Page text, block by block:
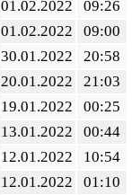
01.02.2022
09:26
01.02.2022
09:00
30.01.2022
20:58
20.01.2022
21:03
19.01.2022
00:25
13.01.2022
00:44
12.01.2022
10:54
12.01.2022
01:10